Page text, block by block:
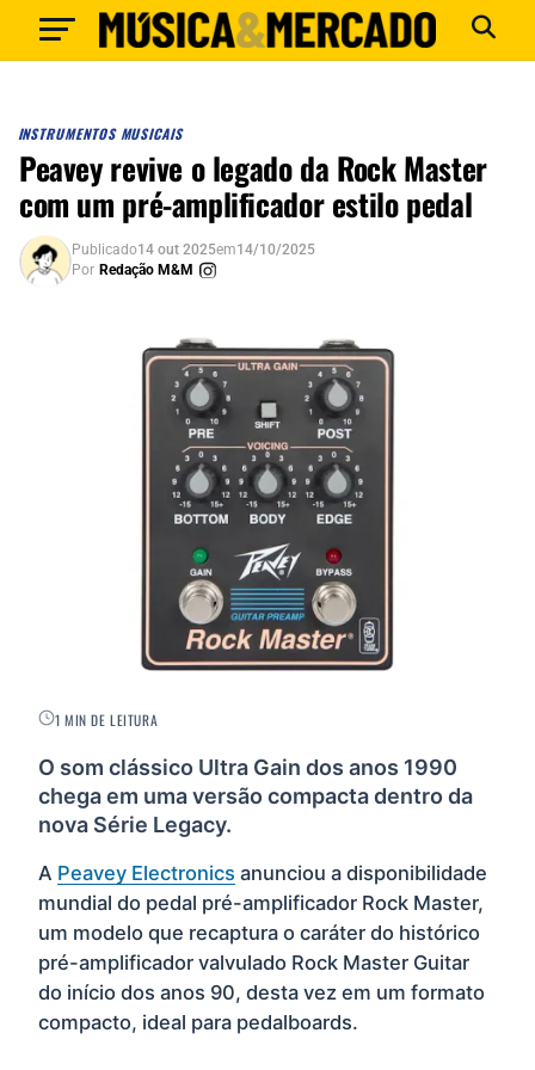
INSTRUMENTOS MUSICAIS
Peavey revive o legado da Rock Master
com um pré-amplificador estilo pedal
Publicado14 out 2025em14/10/2025
Por Redação M&M
1 MIN DE LEITURA
O som clássico Ultra Gain dos anos 1990
chega em uma versão compacta dentro da
nova Série Legacy.
A Peavey Electronics anunciou a disponibilidade
mundial do pedal pré-amplificador Rock Master,
um modelo que recaptura o caráter do histórico
pré-amplificador valvulado Rock Master Guitar
do início dos anos 90, desta vez em um formato
compacto, ideal para pedalboards.